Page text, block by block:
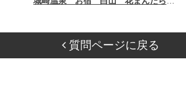
質問ページに戻る